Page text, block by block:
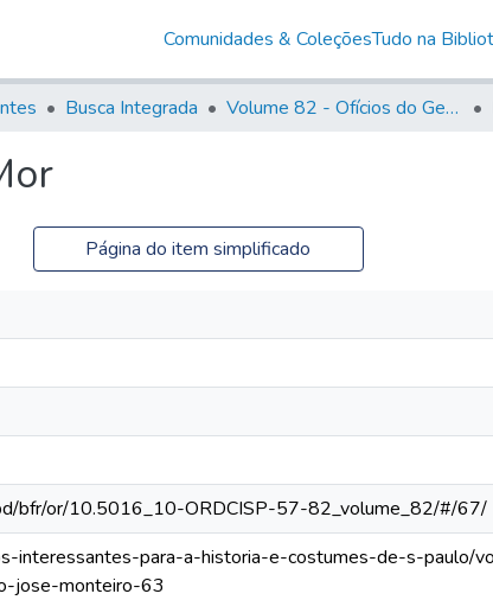
Comunidades & ColeçõesTudo na
Busca Integrada Volume 82 - Ofícios do General Martim Lopes Lobo de Saldanha (Governador da Capitania): 1779- 1780
Página do item simplificado
bfr/or/10.5016_10-ORDCISP-57-82_volume_82/#/67/
interessantes-para-a-historia-e-costumes-de-s-paulo/
jose-monteiro-63